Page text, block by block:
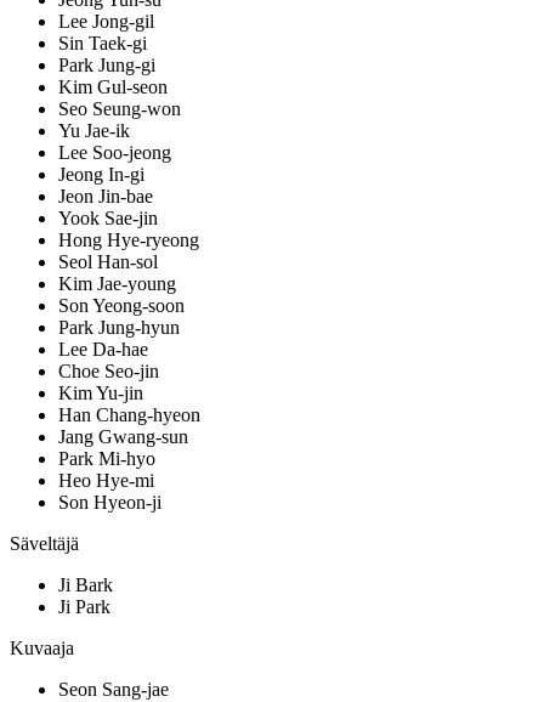
Lee Jong-gil
Sin Taek-gi
Park Jung-gi
Kim Gul-seon
Seo Seung-won
Yu Jae-ik
Lee Soo-jeong
Jeong In-gi
Jeon Jin-bae
Yook Sae-jin
Hong Hye-ryeong
Seol Han-sol
Kim Jae-young
Son Yeong-soon
Park Jung-hyun
Lee Da-hae
Choe Seo-jin
Kim Yu-jin
Han Chang-hyeon
Jang Gwang-sun
Park Mi-hyo
Heo Hye-mi
Son Hyeon-ji
Säveltäjä
Ji Bark
Ji Park
Kuvaaja
Seon Sang-jae